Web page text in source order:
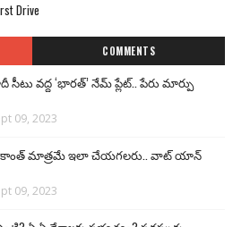
Drive
COMMENTS
సీటు వద్ద ‘భారత్’ నేమ్ ప్లేట్‌.. పేరు మార్పు
09, 2023
మాత్రమే ఇలా చేయగలరు.. వాట్ యాన్
09, 2023